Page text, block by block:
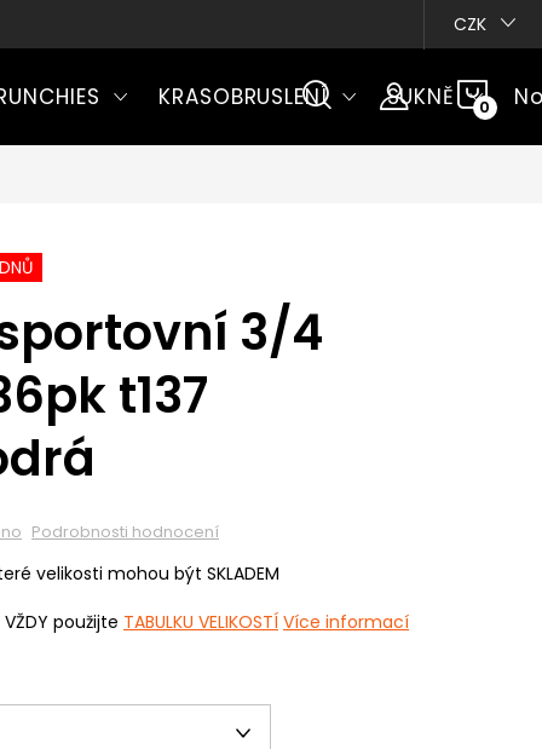
CZK
KRASOBRUSLENÍ SUKNĚ
3/4
t137
Podrobnosti hodnocení
velikosti mohou být SKLADEM
použijte TABULKU VELIKOSTÍ Více informací